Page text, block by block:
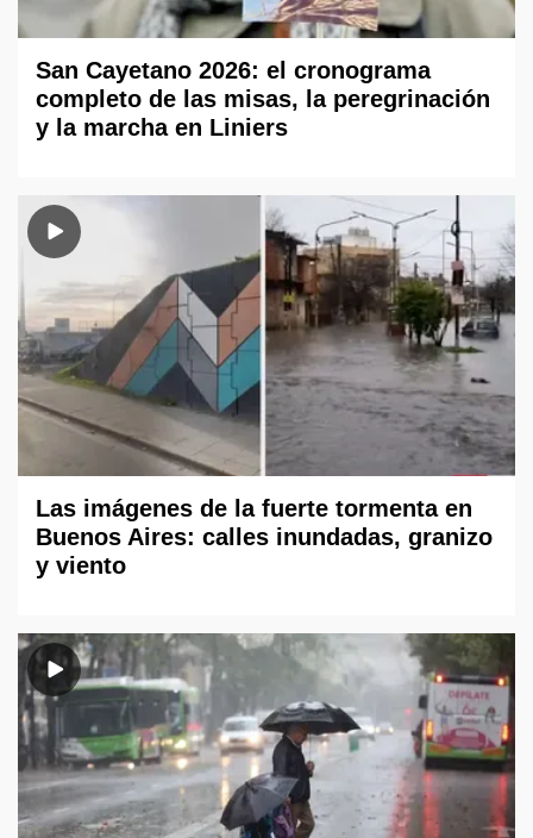
San Cayetano 2026: el cronograma
completo de las misas, la peregrinación
y la marcha en Liniers
Las imágenes de la fuerte tormenta en
Buenos Aires: calles inundadas, granizo
y viento